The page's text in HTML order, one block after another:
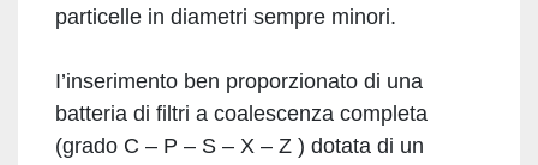
particelle in diametri sempre minori.
I’inserimento ben proporzionato di una
batteria di filtri a coalescenza completa
(grado C – P – S – X – Z ) dotata di un